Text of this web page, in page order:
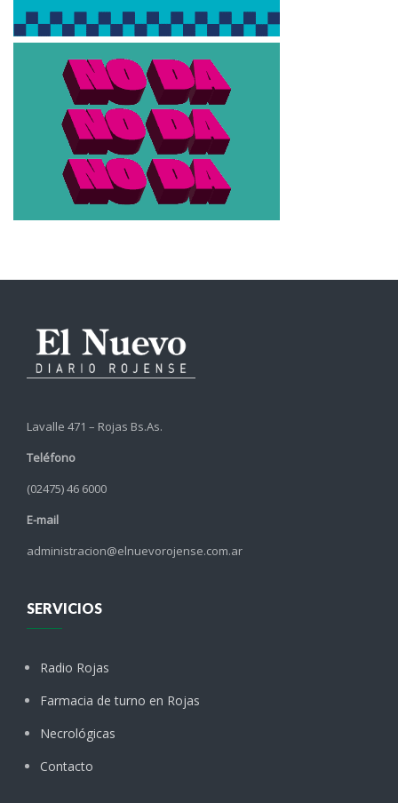
Lavalle 471 – Rojas Bs.As.
Teléfono
(02475) 46 6000
E-mail
administracion@elnuevorojense.com.ar
SERVICIOS
Radio Rojas
Farmacia de turno en Rojas
Necrológicas
Contacto